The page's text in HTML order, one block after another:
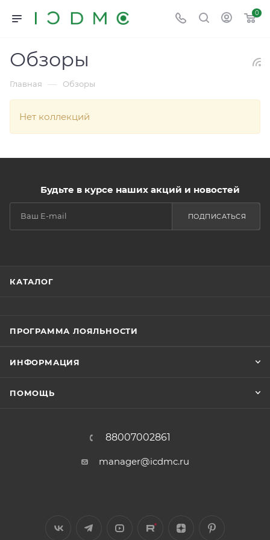
0
Обзоры
Главная — Обзоры
Нет коллекций
Будьте в курсе наших акций и новостей
ПОДПИСАТЬСЯ
КАТАЛОГ
ПРОГРАММА ЛОЯЛЬНОСТИ
ИНФОРМАЦИЯ
ПОМОЩЬ
88007002861
manager@icdmc.ru